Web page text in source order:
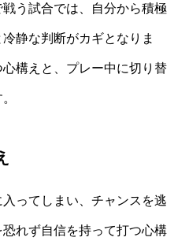
う試合では、自分から積極
静な判断がカギとなりま
構えと、プレー中に切り替
ってしまい、チャンスを逃
れず自信を持って打つ心構